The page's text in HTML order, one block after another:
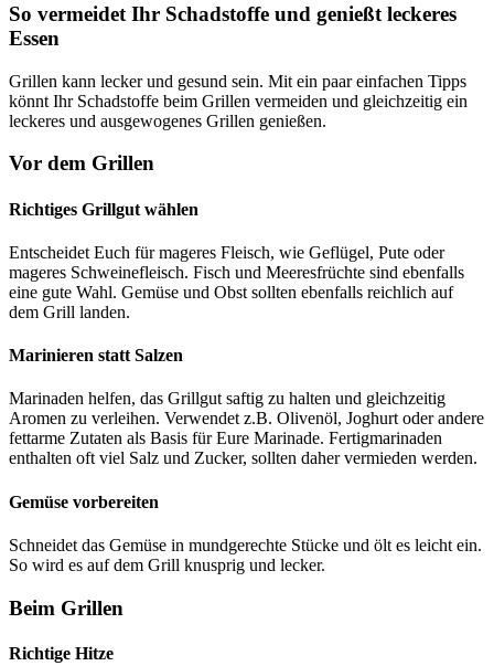
So vermeidet Ihr Schadstoffe und genießt leckeres
Essen
Grillen kann lecker und gesund sein. Mit ein paar einfachen Tipps
könnt Ihr Schadstoffe beim Grillen vermeiden und gleichzeitig ein
leckeres und ausgewogenes Grillen genießen.
Vor dem Grillen
Richtiges Grillgut wählen
Entscheidet Euch für mageres Fleisch, wie Geflügel, Pute oder
mageres Schweinefleisch. Fisch und Meeresfrüchte sind ebenfalls
eine gute Wahl. Gemüse und Obst sollten ebenfalls reichlich auf
dem Grill landen.
Marinieren statt Salzen
Marinaden helfen, das Grillgut saftig zu halten und gleichzeitig
Aromen zu verleihen. Verwendet z.B. Olivenöl, Joghurt oder andere
fettarme Zutaten als Basis für Eure Marinade. Fertigmarinaden
enthalten oft viel Salz und Zucker, sollten daher vermieden werden.
Gemüse vorbereiten
Schneidet das Gemüse in mundgerechte Stücke und ölt es leicht ein.
So wird es auf dem Grill knusprig und lecker.
Beim Grillen
Richtige Hitze